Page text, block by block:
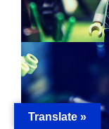
Translate »